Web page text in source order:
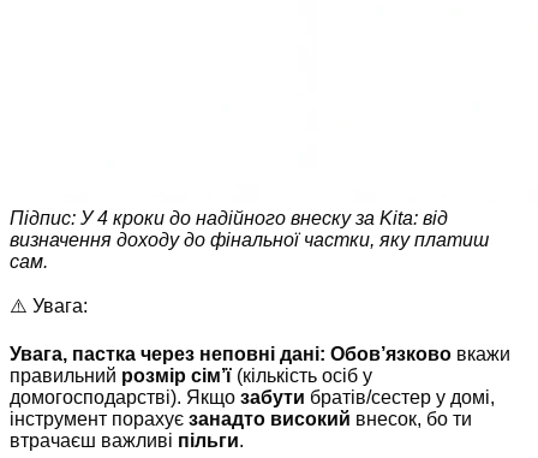
Підпис: У 4 кроки до надійного внеску за Kita: від
визначення доходу до фінальної частки, яку платиш
сам.
⚠️ Увага:
Увага, пастка через неповні дані: Обов’язково вкажи
правильний розмір сім’ї (кількість осіб у
домогосподарстві). Якщо забути братів/сестер у домі,
інструмент порахує занадто високий внесок, бо ти
втрачаєш важливі пільги.